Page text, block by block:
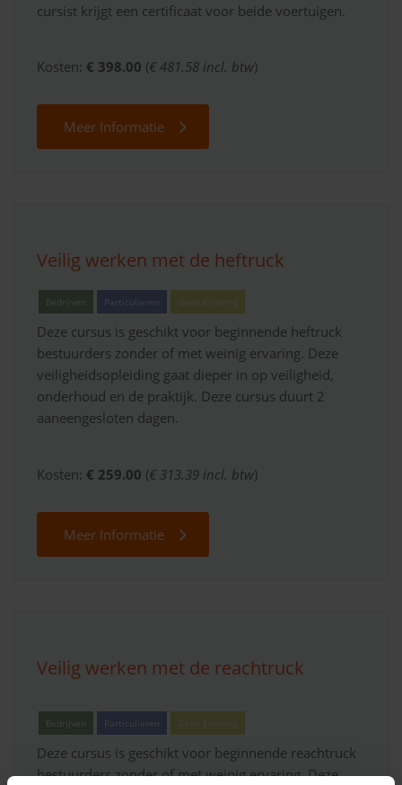
cursist krijgt een certificaat voor beide voertuigen.
Kosten: € 398.00 (€ 481.58 incl. btw)
Meer Informatie
Veilig werken met de heftruck
Bedrijven Particulieren Geen Ervaring
Deze cursus is geschikt voor beginnende heftruck
bestuurders zonder of met weinig ervaring. Deze
veiligheidsopleiding gaat dieper in op veiligheid,
onderhoud en de praktijk. Deze cursus duurt 2
aaneengesloten dagen.
Kosten: € 259.00 (€ 313.39 incl. btw)
Meer Informatie
Veilig werken met de reachtruck
Bedrijven Particulieren Geen Ervaring
Deze cursus is geschikt voor beginnende reachtruck
bestuurders zonder of met weinig ervaring. Deze